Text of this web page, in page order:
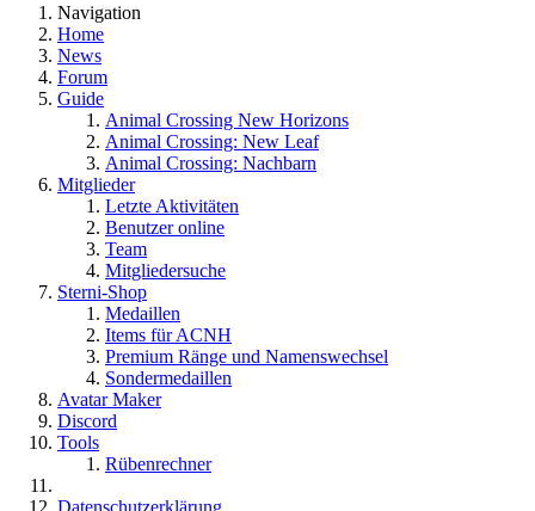
Navigation
Home
News
Forum
Guide
Animal Crossing New Horizons
Animal Crossing: New Leaf
Animal Crossing: Nachbarn
Mitglieder
Letzte Aktivitäten
Benutzer online
Team
Mitgliedersuche
Sterni-Shop
Medaillen
Items für ACNH
Premium Ränge und Namenswechsel
Sondermedaillen
Avatar Maker
Discord
Tools
Rübenrechner
Datenschutzerklärung